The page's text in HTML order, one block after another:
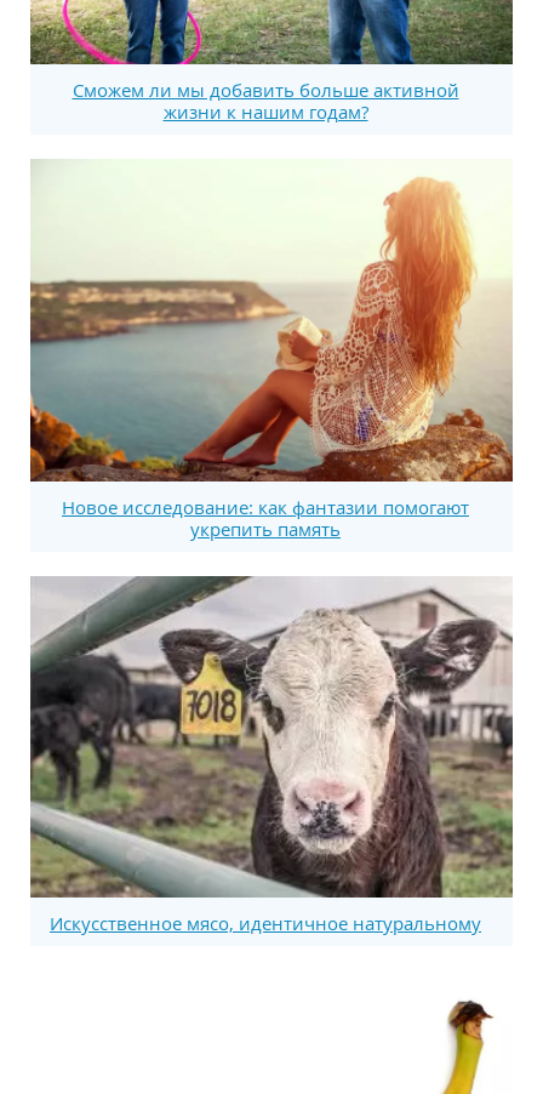
Сможем ли мы добавить больше активной
жизни к нашим годам?
Новое исследование: как фантазии помогают
укрепить память
Искусственное мясо, идентичное натуральному